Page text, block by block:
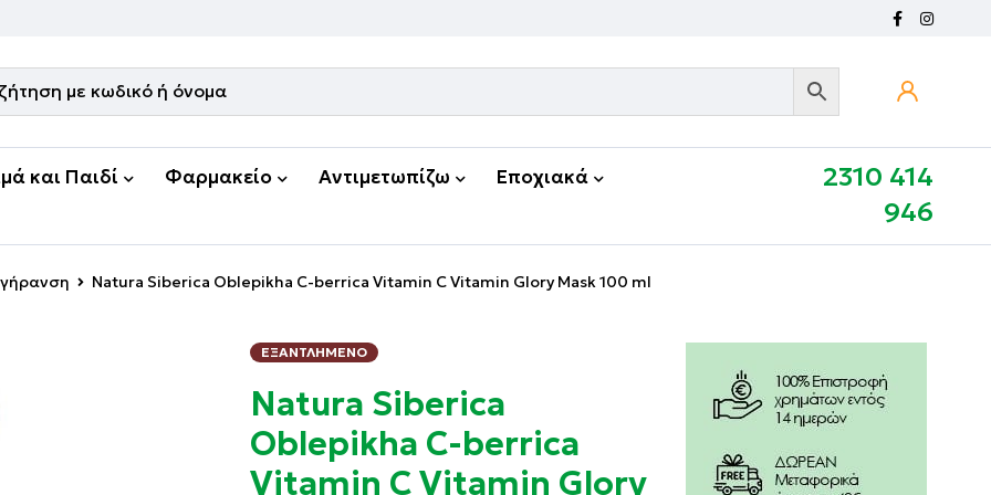
και Παιδί Φαρμακείο Αντιμετωπίζω Εποχιακά
2310 414
946
Natura Siberica Oblepikha C-berrica Vitamin C Vitamin Glory Mask 100 ml
ΕΞΑΝΤΛΗΜΈΝΟ
Natura Siberica
Oblepikha C-berrica
Vitamin C Vitamin Glory